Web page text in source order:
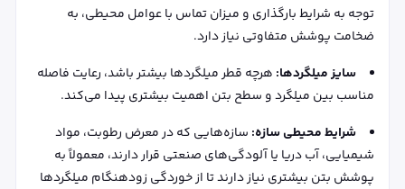
توجه به شرایط بارگذاری و میزان تماس با عوامل محیطی، به
ضخامت پوشش متفاوتی نیاز دارد.
سایز میلگردها: هرچه قطر میلگردها بیشتر باشد، رعایت فاصله
مناسب بین میلگرد و سطح بتن اهمیت بیشتری پیدا می‌کند.
شرایط محیطی سازه: سازه‌هایی که در معرض رطوبت، مواد
شیمیایی، آب دریا یا آلودگی‌های صنعتی قرار دارند، معمولاً به
پوشش بتن بیشتری نیاز دارند تا از خوردگی زودهنگام میلگردها